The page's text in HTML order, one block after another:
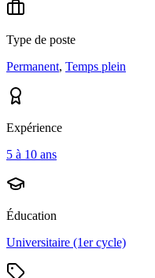
Type de poste
Permanent, Temps plein
Expérience
5 à 10 ans
Éducation
Universitaire (1er cycle)